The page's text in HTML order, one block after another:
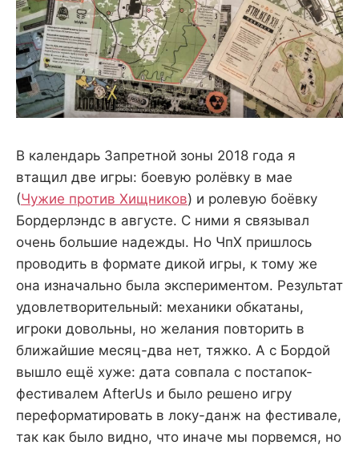
В календарь Запретной зоны 2018 года я
втащил две игры: боевую ролёвку в мае
(Чужие против Хищников) и ролевую боёвку
Бордерлэндс в августе. С ними я связывал
очень большие надежды. Но ЧпХ пришлось
проводить в формате дикой игры, к тому же
она изначально была экспериментом. Результат
удовлетворительный: механики обкатаны,
игроки довольны, но желания повторить в
ближайшие месяц-два нет, тяжко. А с Бордой
вышло ещё хуже: дата совпала с постапок-
фестивалем AfterUs и было решено игру
переформатировать в локу-данж на фестивале,
так как было видно, что иначе мы порвемся, но